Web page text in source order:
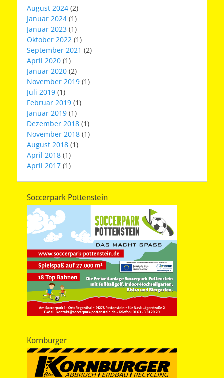
August 2024 (2)
Januar 2024 (1)
Januar 2023 (1)
Oktober 2022 (1)
September 2021 (2)
April 2020 (1)
Januar 2020 (2)
November 2019 (1)
Juli 2019 (1)
Februar 2019 (1)
Januar 2019 (1)
Dezember 2018 (1)
November 2018 (1)
August 2018 (1)
April 2018 (1)
April 2017 (1)
Soccerpark Pottenstein
Kornburger